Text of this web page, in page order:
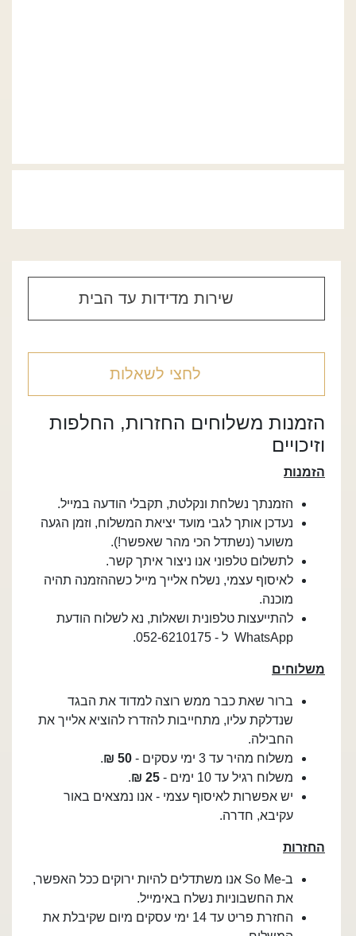
שירות מדידות עד הבית
לחצי לשאלות
הזמנות משלוחים החזרות, החלפות
וזיכויים
הזמנות
הזמנתך נשלחת ונקלטת, תקבלי הודעה במייל.
נעדכן אותך לגבי מועד יציאת המשלוח, וזמן הגעה
משוער (נשתדל הכי מהר שאפשר!).
לתשלום טלפוני אנו ניצור איתך קשר.
לאיסוף עצמי, נשלח אלייך מייל כשההזמנה תהיה
מוכנה.
להתייעצות טלפונית ושאלות, נא לשלוח הודעת
WhatsApp ל - 052-6210175.
משלוחים
ברור שאת כבר ממש רוצה למדוד את הבגד
שנדלקת עליו, מתחייבות להזדרז להוציא אלייך את
החבילה.
משלוח מהיר עד 3 ימי עסקים -
50 ₪
.
משלוח רגיל עד 10 ימים -
25
₪
.
יש אפשרות לאיסוף עצמי - אנו נמצאים באור
עקיבא, חדרה.
החזרות
ב-So Me אנו משתדלים להיות ירוקים ככל האפשר,
את החשבוניות נשלח באימייל.
החזרת פריט עד 14 ימי עסקים מיום שקיבלת את